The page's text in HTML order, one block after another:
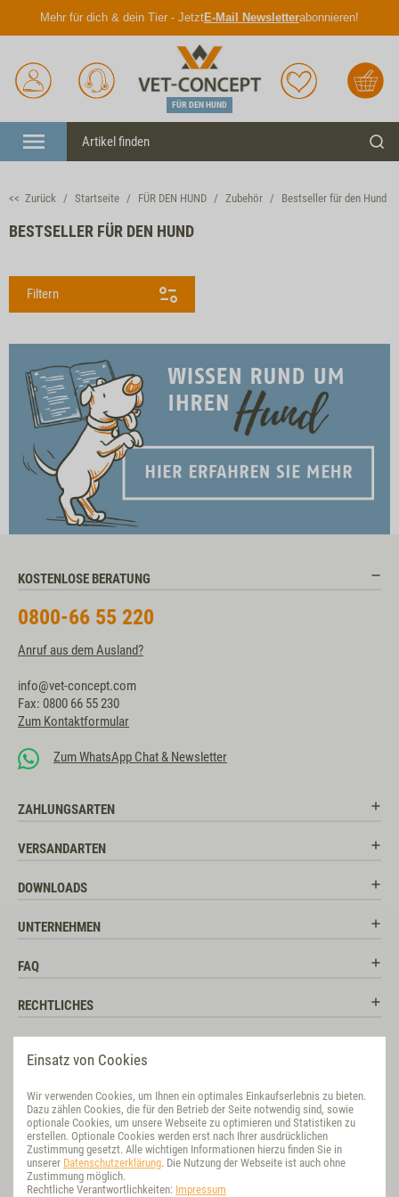
Mehr für dich & dein Tier - JetztE-Mail Newsletterabonnieren!
Anmelden
Unser
Service
FÜR DEN HUND
Merkliste Warenkorb
Menü
Einsatz von Cookies
Wir verwenden Cookies, um Ihnen ein optimales Einkaufserlebnis zu bieten.
Dazu zählen Cookies, die für den Betrieb der Seite notwendig sind, sowie
optionale Cookies, um unsere Webseite zu optimieren und Statistiken zu
erstellen. Optionale Cookies werden erst nach Ihrer ausdrücklichen
Zustimmung gesetzt. Alle wichtigen Informationen hierzu finden Sie in
unserer Datenschutzerklärung. Die Nutzung der Webseite ist auch ohne
Zustimmung möglich.
Rechtliche Verantwortlichkeiten: Impressum
<< Zurück Startseite FÜR DEN HUND Zubehör Bestseller für den Hund
BESTSELLER FÜR DEN HUND
Filtern
KOSTENLOSE BERATUNG
0800-66 55 220
Anruf aus dem Ausland?
info@vet-concept.com
Fax: 0800 66 55 230
Zum Kontaktformular
Zum WhatsApp Chat & Newsletter
ZAHLUNGSARTEN
VERSANDARTEN
DOWNLOADS
UNTERNEHMEN
FAQ
RECHTLICHES
BEWERTUNG
VET-CONCEPT INTERNATIONAL